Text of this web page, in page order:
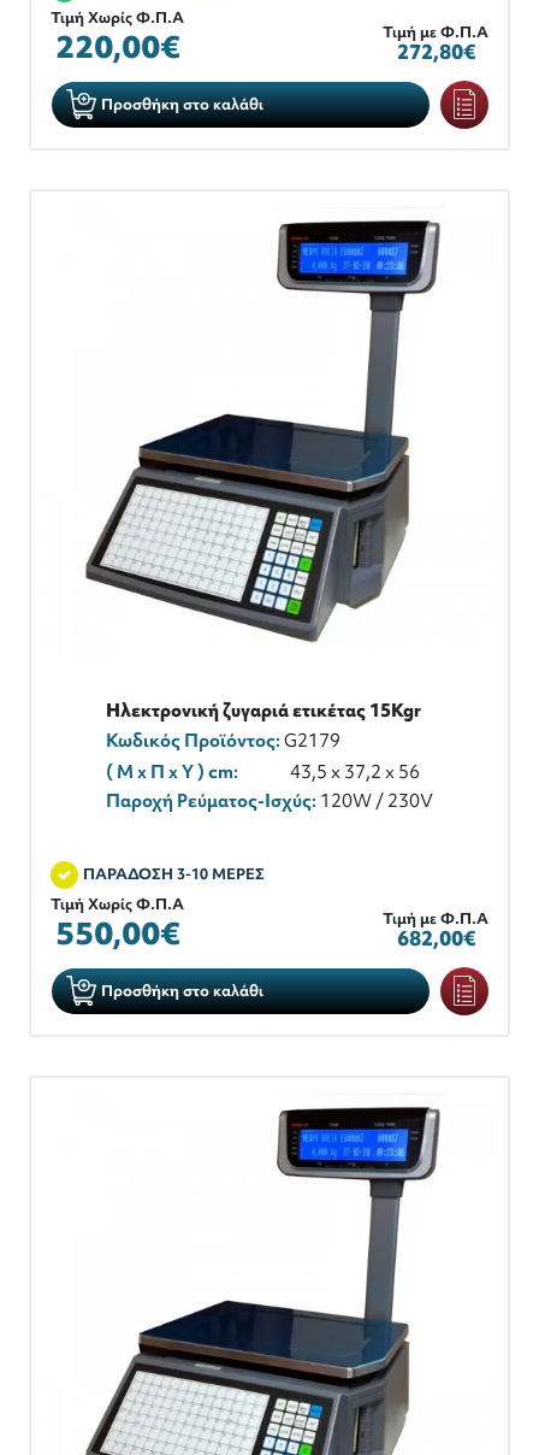
Τιμή Χωρίς Φ.Π.Α
220,00€ Τιμή με Φ.Π.Α
272,80€
Προσθήκη στο καλάθι
Ηλεκτρονική ζυγαριά ετικέτας 15Kgr
Κωδικός Προϊόντος:G2179
( M x Π x Y ) cm:
43,5 x 37,2 x 56
Παροχή Ρεύματος-Ισχύς: 120W / 230V
ΠΑΡΑΔΟΣΗ 3-10 ΜΕΡΕΣ
Τιμή Χωρίς Φ.Π.Α
550,00€ Τιμή με Φ.Π.Α
682,00€
Προσθήκη στο καλάθι